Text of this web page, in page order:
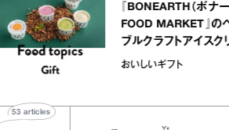
『BONEARTH
FOOD
ブルクラフト
｜真野知子の
おいしいギフト